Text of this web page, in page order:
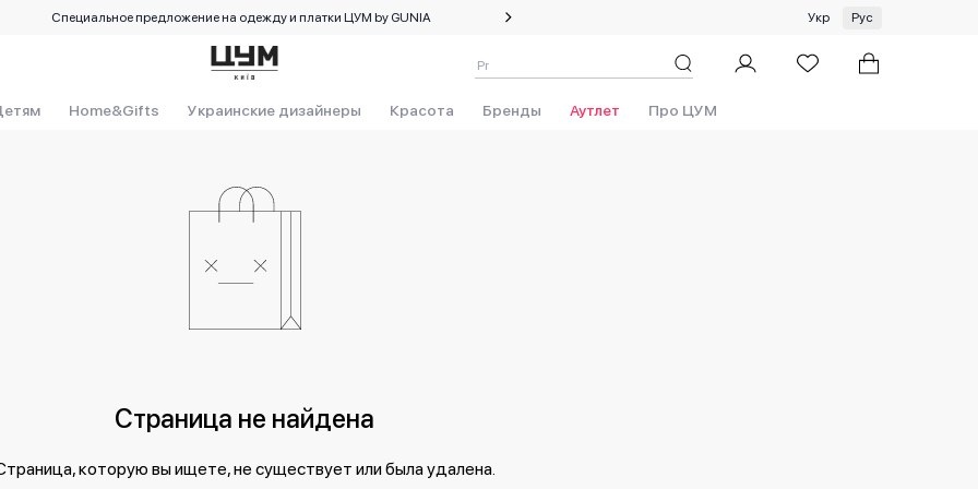
Специальное предложение на одежду и платки ЦУМ by GUNIA Укр Рус
Home&Gifts Украинские дизайнеры Красота Бренды Аутлет Про ЦУМ
Страница не найдена
которую вы ищете, не существует или была удалена.